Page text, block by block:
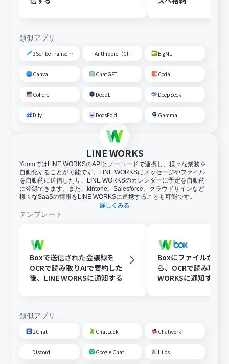
類似アプリ
3Scribe Transcription Anthropic（Claude） BigML
Canva ChatGPT Coda
Cohere DeepL DeepSeek
Dify DocsFold Gamma
LINE WORKS
YoomではLINE WORKSのAPIとノーコードで連携し、様々な業務を
自動化することが可能です。LINE WORKSにメッセージやファイル
を自動的に送信したり、LINE WORKSのカレンダーに予定を自動的
に登録できます。また、kintone、Salesforce、クラウドサインなど
様々なSaaSの情報をLINE WORKSに連携することも可能です。
詳しくみる
テンプレート
Boxで送信された会議録を
OCRで読み取りAIで要約した
後、LINE WORKSに通知する
Boxにファイルが格
ら、OCRで読み取り
WORKSに通知する
類似アプリ
2Chat ChatLuck Chatwork
Discord Google Chat Hilos